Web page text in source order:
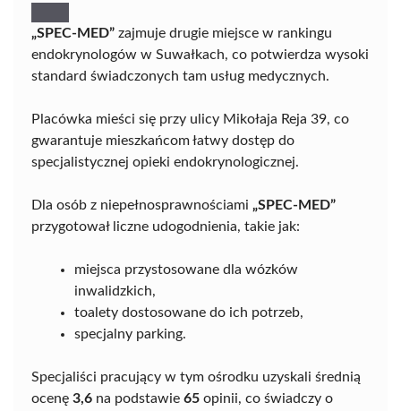
„SPEC-MED” zajmuje drugie miejsce w rankingu
endokrynologów w Suwałkach, co potwierdza wysoki
standard świadczonych tam usług medycznych.
Placówka mieści się przy ulicy Mikołaja Reja 39, co
gwarantuje mieszkańcom łatwy dostęp do
specjalistycznej opieki endokrynologicznej.
Dla osób z niepełnosprawnościami „SPEC-MED”
przygotował liczne udogodnienia, takie jak:
miejsca przystosowane dla wózków
inwalidzkich,
toalety dostosowane do ich potrzeb,
specjalny parking.
Specjaliści pracujący w tym ośrodku uzyskali średnią
ocenę 3,6 na podstawie 65 opinii, co świadczy o